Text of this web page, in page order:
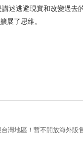
講述逃避現實和改變過去
展了思維。
灣地區！暫不開放海外販